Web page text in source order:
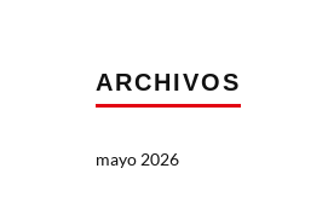
ARCHIVOS
mayo 2026